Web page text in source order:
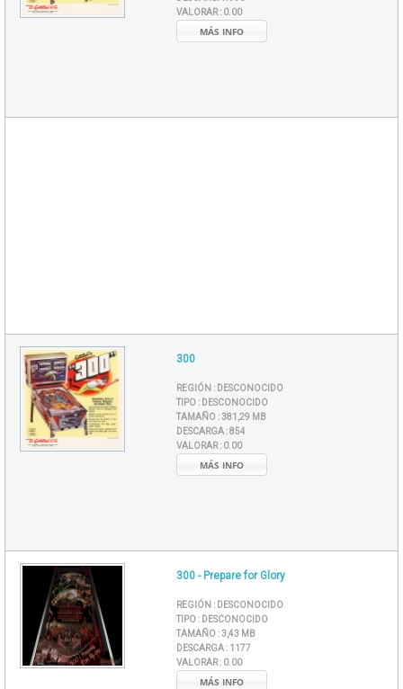
VALORAR : 0.00
MÁS INFO
300
REGIÓN : DESCONOCIDO
TIPO : DESCONOCIDO
TAMAÑO :381,29 MB
DESCARGA :854
VALORAR : 0.00
MÁS INFO
300 - Prepare for Glory
REGIÓN : DESCONOCIDO
TIPO : DESCONOCIDO
TAMAÑO :3,43 MB
DESCARGA : 1177
VALORAR : 0.00
MÁS INFO